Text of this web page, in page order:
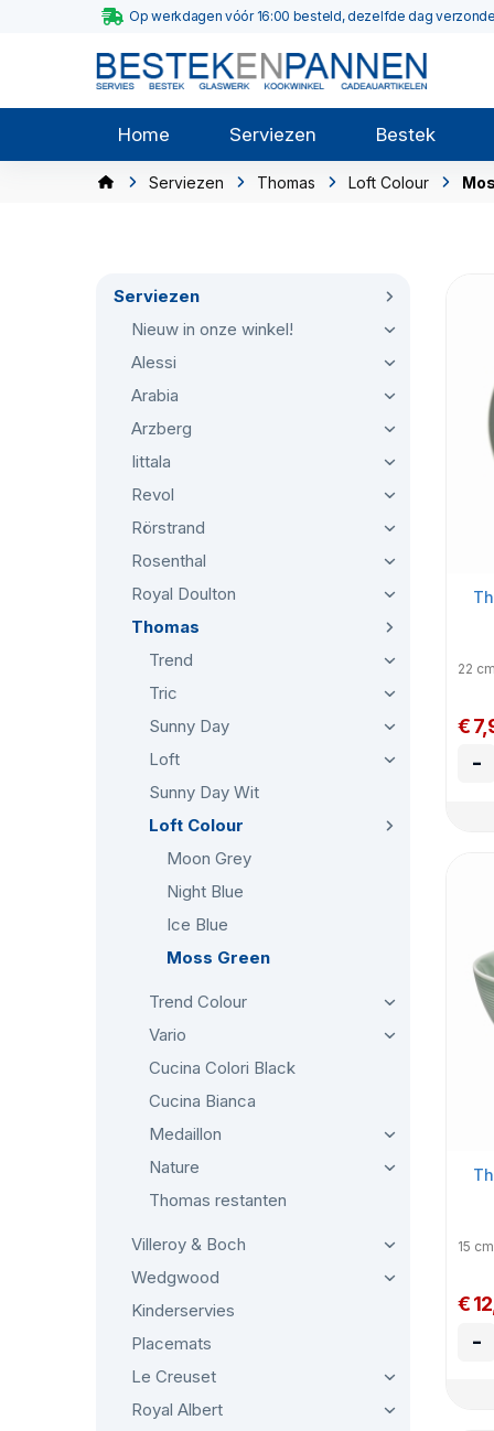
Op werkdagen vóór 16:00 besteld, dezelfde dag
Home Serviezen Bestek
Serviezen Thomas Loft Colour
Serviezen
Nieuw in onze winkel!
Alessi
Arabia
Arzberg
Iittala
Revol
Rörstrand
Rosenthal
Royal Doulton
Thomas
Trend
Tric
Sunny Day
Loft
Sunny Day Wit
Loft Colour
Moon Grey
Night Blue
Ice Blue
Moss Green
Trend Colour
Vario
Cucina Colori Black
Cucina Bianca
Medaillon
Nature
Thomas restanten
Villeroy & Boch
Wedgwood
Kinderservies
Placemats
Le Creuset
Royal Albert
22
€
-
15 cm
€
-